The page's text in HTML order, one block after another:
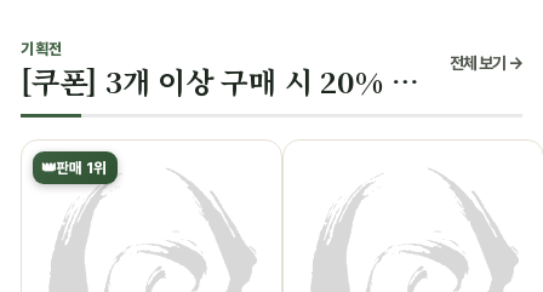
기획전
[쿠폰] 3개 이상 구매 시 20% 할인 전체 보기 →
👑판매 1위